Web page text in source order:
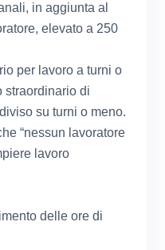
in aggiunta al
elevato a 250
per lavoro a turni o
straordinario di
su turni o meno.
“nessun lavoratore
lavoro
delle ore di